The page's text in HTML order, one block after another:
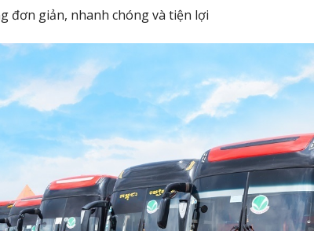
đơn giản, nhanh chóng và tiện lợi